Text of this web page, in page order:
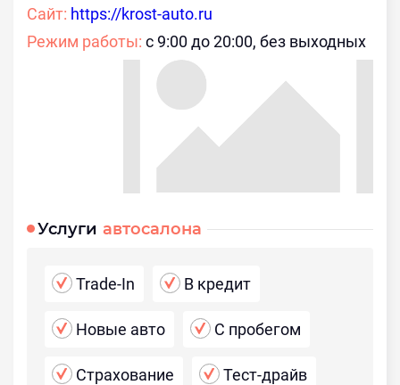
Сайт: https://krost-auto.ru
Режим работы: с 9:00 до 20:00, без выходных
Услуги автосалона
Trade-In В кредит
Новые авто С пробегом
Страхование Тест-драйв